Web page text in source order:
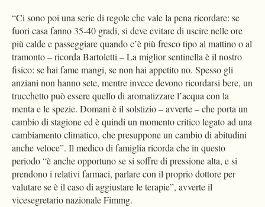
“Ci sono poi una serie di regole che vale la pena ricordare: se
fuori casa fanno 35-40 gradi, si deve evitare di uscire nelle ore
più calde e passeggiare quando c’è più fresco tipo al mattino o al
tramonto – ricorda Bartoletti – La miglior sentinella è il nostro
fisico: se hai fame mangi, se non hai appetito no. Spesso gli
anziani non hanno sete, mentre invece devono ricordarsi bere, un
trucchetto può essere quello di aromatizzare l’acqua con la
menta e le spezie. Domani è il solstizio – avverte – che porta un
cambio di stagione ed è quindi un momento critico legato ad una
cambiamento climatico, che presuppone un cambio di abitudini
anche veloce”. Il medico di famiglia ricorda che in questo
periodo “è anche opportuno se si soffre di pressione alta, e si
prendono i relativi farmaci, parlare con il proprio dottore per
valutare se è il caso di aggiustare le terapie”, avverte il
vicesegretario nazionale Fimmg.